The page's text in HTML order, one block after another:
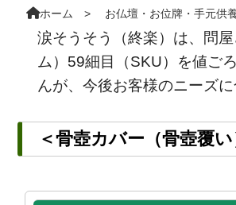
ホーム お仏壇・お位牌・手元供
涙そうそう（終楽）は、問
ム）59細目（SKU）を値ご
んが、今後お客様のニーズ
＜骨壺カバー（骨壺覆